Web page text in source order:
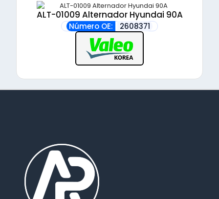
ALT-01009 Alternador Hyundai 90A
Número OE: 2608371